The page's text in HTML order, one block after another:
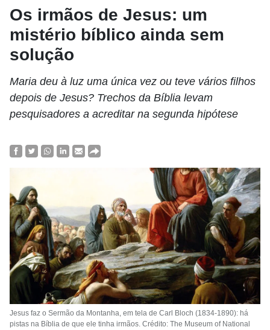
Os irmãos de Jesus: um
mistério bíblico ainda sem
solução
Maria deu à luz uma única vez ou teve vários filhos
depois de Jesus? Trechos da Bíblia levam
pesquisadores a acreditar na segunda hipótese
Jesus faz o Sermão da Montanha, em tela de Carl Bloch (1834-1890): há
pistas na Bíblia de que ele tinha irmãos. Crédito: The Museum of National